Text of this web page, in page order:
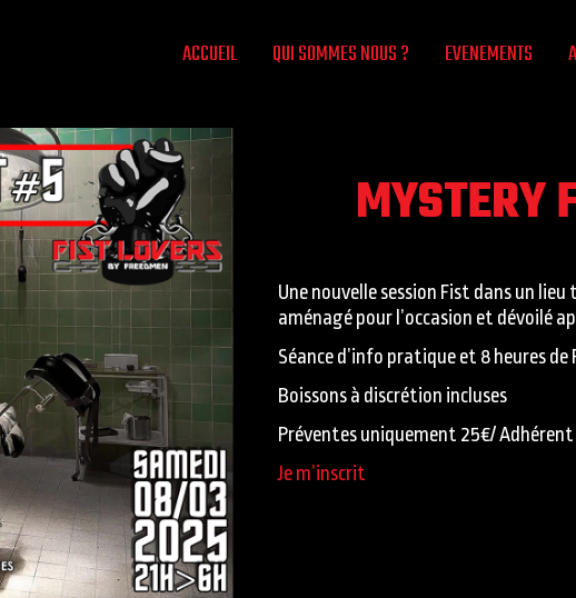
ACCUEIL QUI SOMMES NOUS ? EVENEMENTS
MYSTERY
Une nouvelle session Fist dans un lieu
aménagé pour l’occasion et dévoilé
Séance d’info pratique et 8 heures de
Boissons à discrétion incluses
Préventes uniquement 25€/
Je m’inscrit